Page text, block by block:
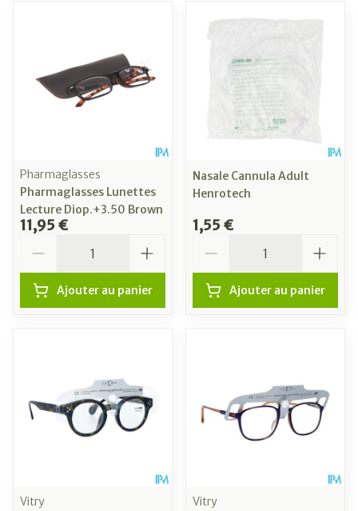
Pharmaglasses
Pharmaglasses Lunettes
Lecture Diop.+3.50 Brown
11,95 €
Ajouter au panier
Nasale Cannula Adult
Henrotech
1,55 €
Ajouter au panier
Vitry
Vitry